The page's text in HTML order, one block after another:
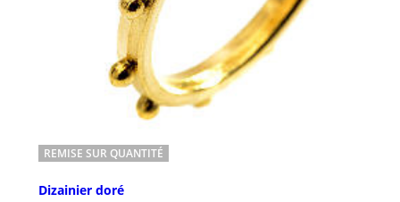
REMISE SUR QUANTITÉ
Dizainier doré